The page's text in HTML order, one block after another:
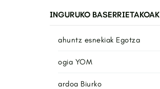
INGURUKO BASERRIETAKOAK
ahuntz esnekiak Egotza
ogia YOM
ardoa Biurko